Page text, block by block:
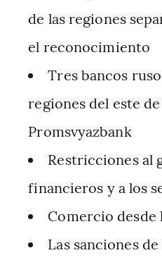
de las regiones
el reconocimiento
Tres bancos
regiones del este
Promsvyazbank
Restricciones al
financieros y a los
Comercio desde
Las sanciones